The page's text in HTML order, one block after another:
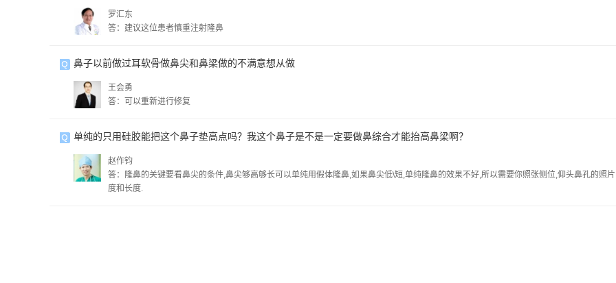
罗汇东
答：建议这位患者慎重注射隆鼻
鼻子以前做过耳软骨做鼻尖和鼻梁做的不满意想从做
王会勇
答：可以重新进行修复
单纯的只用硅胶能把这个鼻子垫高点吗？我这个鼻子是不是一定要做鼻综合才能抬高鼻梁啊？
赵作钧
答：隆鼻的关键要看鼻尖的条件,鼻尖够高够长可以单纯用假体隆鼻,如果鼻尖低\短,单纯隆鼻的效果不好,所以需要你照张侧位,仰头鼻孔的照
度和长度.